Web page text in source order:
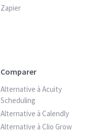
Zapier
Comparer
Alternative à Acuity
Scheduling
Alternative à Calendly
Alternative à Clio Grow